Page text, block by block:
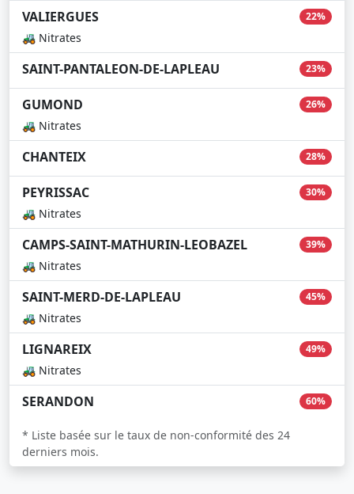
VALIERGUES 22%
🚜 Nitrates
SAINT-PANTALEON-DE-LAPLEAU 23%
GUMOND 26%
🚜 Nitrates
CHANTEIX 28%
PEYRISSAC 30%
🚜 Nitrates
CAMPS-SAINT-MATHURIN-LEOBAZEL 39%
🚜 Nitrates
SAINT-MERD-DE-LAPLEAU 45%
🚜 Nitrates
LIGNAREIX 49%
🚜 Nitrates
SERANDON 60%
* Liste basée sur le taux de non-conformité des 24
derniers mois.